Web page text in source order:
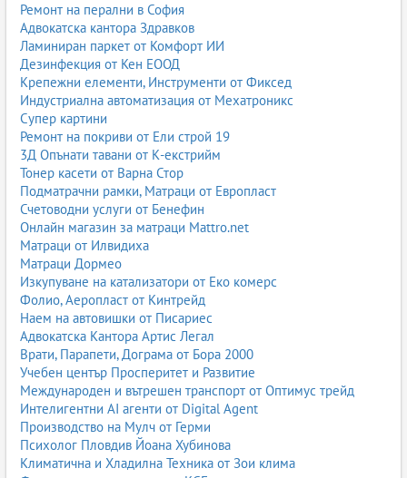
Ремонт на перални в София
Адвокатска кантора Здравков
Ламиниран паркет от Комфорт ИИ
Дезинфекция от Кен ЕООД
Крепежни елементи, Инструменти от Фиксед
Индустриална автоматизация от Мехатроникс
Супер картини
Ремонт на покриви от Ели строй 19
3Д Опънати тавани от К-екстрийм
Тонер касети от Варна Стор
Подматрачни рамки, Матраци от Европласт
Счетоводни услуги от Бенефин
Онлайн магазин за матраци Mattro.net
Матраци от Илвидиха
Матраци Дормео
Изкупуване на катализатори от Еко комерс
Фолио, Аеропласт от Кинтрейд
Наем на автовишки от Писариес
Адвокатска Кантора Артис Легал
Врати, Парапети, Дограма от Бора 2000
Учебен център Просперитет и Развитие
Международен и вътрешен транспорт от Оптимус трейд
Интелигентни AI агенти от Digital Agent
Производство на Мулч от Герми
Психолог Пловдив Йоана Хубинова
Климатична и Хладилна Техника от Зои клима